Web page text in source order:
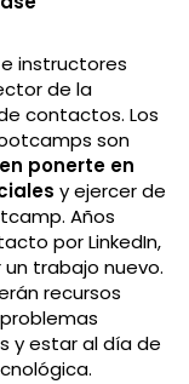
instructores
de la
contactos. Los
son
ponerte en
y ejercer de
Años
por LinkedIn,
trabajo nuevo.
recursos
y estar al día de